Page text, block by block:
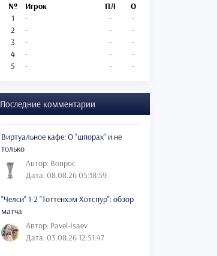
№ Игрок ПЛ
О
1
- -
-
2
- -
-
3
- -
-
4
- -
-
5
- - -
Последние комментарии
Виртуальное кафе: О "шпорах" и не
только
Автор: Вопрос
Дата: 08.08.26 05:18:59
"Челси" 1-2 "Тоттенхэм Хотспур": обзор
матча
Автор: Pavel-Isaev
Дата: 03.08.26 12:51:47